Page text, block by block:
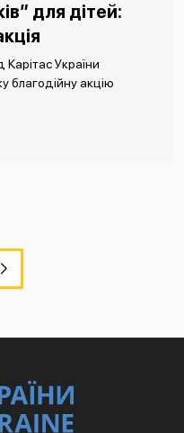
для дітей:
України
благодійну акцію